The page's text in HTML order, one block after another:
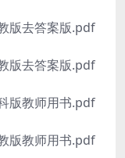
版去答案版.pdf
版去答案版.pdf
版教师用书.pdf
版教师用书.pdf